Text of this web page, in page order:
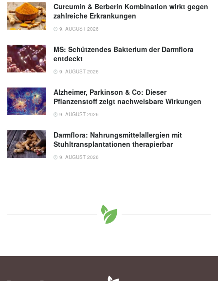
Curcumin & Berberin Kombination wirkt gegen
zahlreiche Erkrankungen
9. AUGUST 2026
MS: Schützendes Bakterium der Darmflora
entdeckt
9. AUGUST 2026
Alzheimer, Parkinson & Co: Dieser
Pflanzenstoff zeigt nachweisbare Wirkungen
9. AUGUST 2026
Darmflora: Nahrungsmittelallergien mit
Stuhltransplantationen therapierbar
9. AUGUST 2026